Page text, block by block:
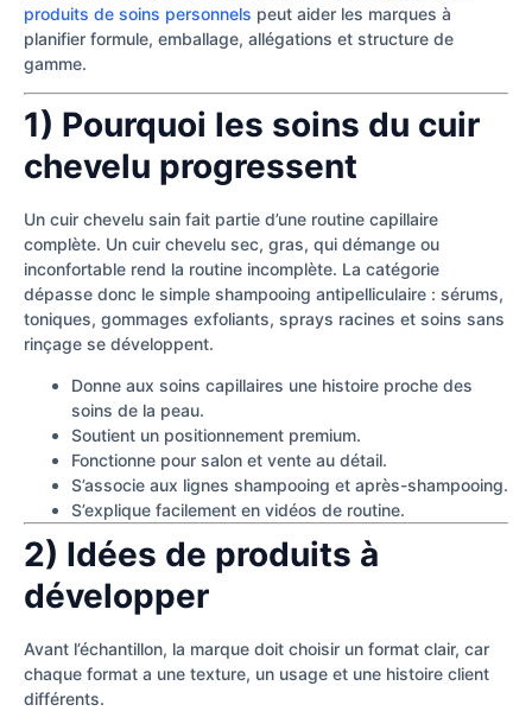
produits de soins personnels peut aider les marques à
planifier formule, emballage, allégations et structure de
gamme.
1) Pourquoi les soins du cuir
chevelu progressent
Un cuir chevelu sain fait partie d’une routine capillaire
complète. Un cuir chevelu sec, gras, qui démange ou
inconfortable rend la routine incomplète. La catégorie
dépasse donc le simple shampooing antipelliculaire : sérums,
toniques, gommages exfoliants, sprays racines et soins sans
rinçage se développent.
Donne aux soins capillaires une histoire proche des
soins de la peau.
Soutient un positionnement premium.
Fonctionne pour salon et vente au détail.
S’associe aux lignes shampooing et après-shampooing.
S’explique facilement en vidéos de routine.
2) Idées de produits à
développer
Avant l’échantillon, la marque doit choisir un format clair, car
chaque format a une texture, un usage et une histoire client
différents.